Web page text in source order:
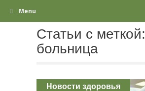
Menu
Статьи с меткой:
больница
Новости здоровья